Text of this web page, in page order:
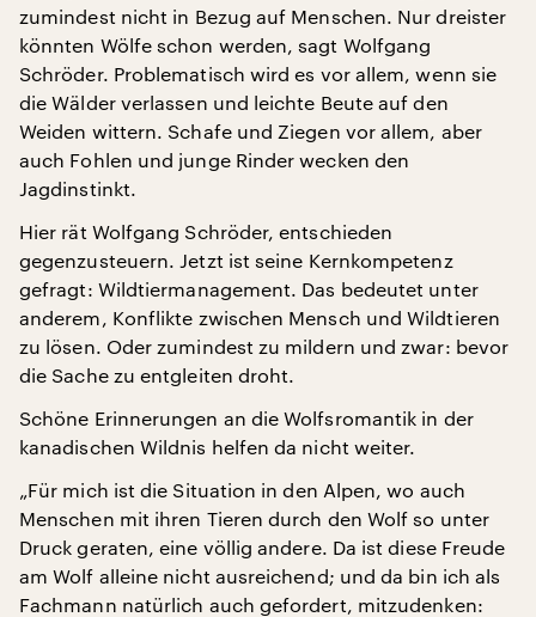
zumindest nicht in Bezug auf Menschen. Nur dreister
könnten Wölfe schon werden, sagt Wolfgang
Schröder. Problematisch wird es vor allem, wenn sie
die Wälder verlassen und leichte Beute auf den
Weiden wittern. Schafe und Ziegen vor allem, aber
auch Fohlen und junge Rinder wecken den
Jagdinstinkt.
Hier rät Wolfgang Schröder, entschieden
gegenzusteuern. Jetzt ist seine Kernkompetenz
gefragt: Wildtiermanagement. Das bedeutet unter
anderem, Konflikte zwischen Mensch und Wildtieren
zu lösen. Oder zumindest zu mildern und zwar: bevor
die Sache zu entgleiten droht.
Schöne Erinnerungen an die Wolfsromantik in der
kanadischen Wildnis helfen da nicht weiter.
„Für mich ist die Situation in den Alpen, wo auch
Menschen mit ihren Tieren durch den Wolf so unter
Druck geraten, eine völlig andere. Da ist diese Freude
am Wolf alleine nicht ausreichend; und da bin ich als
Fachmann natürlich auch gefordert, mitzudenken: